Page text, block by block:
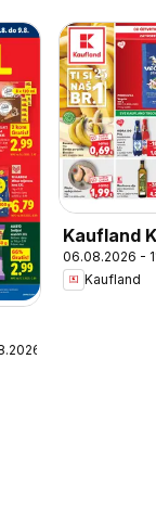
Kaufland
06.08.2026 -
Kaufland